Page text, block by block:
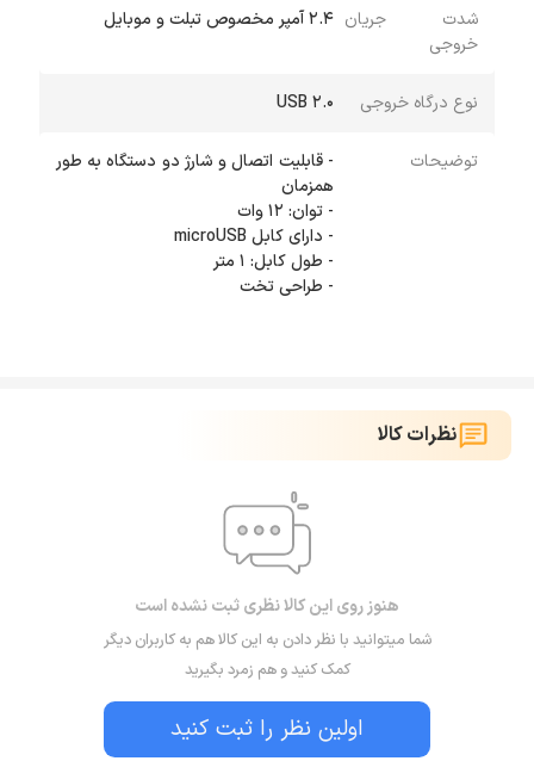
شدت جریان
خروجی
2.4 آمپر مخصوص تبلت و موبایل
نوع درگاه خروجی USB 2.0
توضیحات
- قابلیت اتصال و شارژ دو دستگاه به طور
همزمان
- توان: 12 وات
- دارای کابل microUSB
- طراحی تخت
نظرات کالا
هنوز روی این کالا نظری ثبت نشده است
شما میتوانید با نظر دادن به این کالا هم به کاربران دیگر
کمک کنید و هم زمرد بگیرید
اولین نظر را ثبت کنید